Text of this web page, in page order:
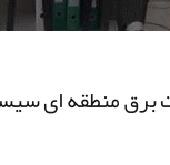
منطقه ای